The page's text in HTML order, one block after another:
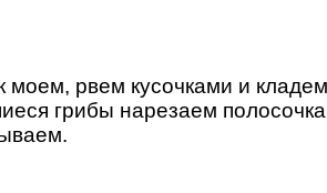
моем, рвем кусочками и
грибы нарезаем